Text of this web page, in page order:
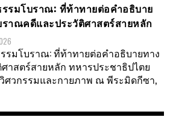
รรมโบราณ: ที่ท้าทายต่อคำอธิบาย
ราณคดีและประวัติศาสตร์สายหลัก
รมโบราณ: ที่ท้าทายต่อคำอธิบายทาง
าสตร์สายหลัก ทหารประชาธิปไตย
ศวกรรมและกายภาพ ณ พีระมิดกีซา,